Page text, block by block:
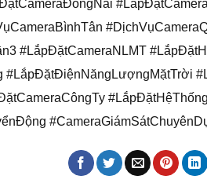
#LắpĐặtCameraNLMT
#LắpĐặtĐiệnNăngLượngMặtTrời